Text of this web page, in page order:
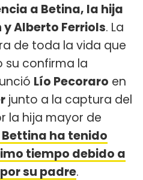
a Betina, la hija
Alberto Ferriols. La
de toda la vida que
su confirma la
Lío Pecoraro en
junto a la captura del
la hija mayor de
ha tenido
tiempo debido a
su padre.